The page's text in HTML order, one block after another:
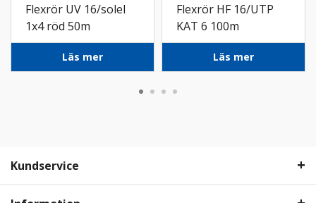
Flexrör UV 16/solel
1x4 röd 50m
Läs mer
Flexrör HF 16/UTP
KAT 6 100m
Läs mer
Kundservice